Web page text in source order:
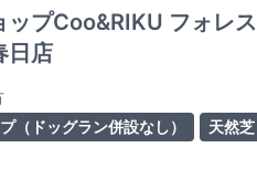
ップCoo&RIKU フォレス
日店
（ドッグラン併設なし） 天然芝